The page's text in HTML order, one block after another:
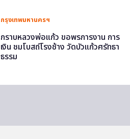
กรุงเทพมหานครฯ
กราบหลวงพ่อแก้ว ขอพรการงาน การ
เงิน ชมโบสถ์โรงช้าง วัดบัวแก้วศรัทธา
ธรรม